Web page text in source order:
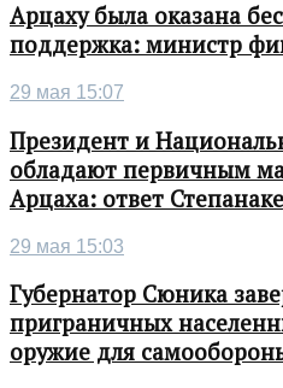
Арцаху была оказана
поддержка: министр
29 мая 15:07
Президент и
обладают первичным
Арцаха: ответ
29 мая 15:03
Губернатор Сюника
приграничных
оружие для